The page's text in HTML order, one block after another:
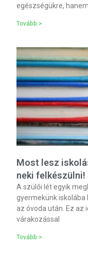
egészségükre, hanem
Tovább >
Most lesz
neki felkészülni!
A szülői lét egyik
gyermekünk
az óvoda után. Ez az
várakozással
Tovább >